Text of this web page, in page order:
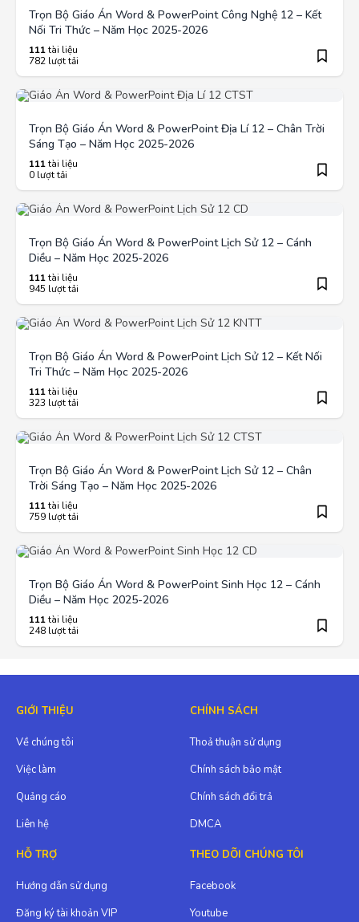
Trọn Bộ Giáo Án Word & PowerPoint Công Nghệ 12 – Kết
Nối Tri Thức – Năm Học 2025-2026
111tài liệu
782 lượt tải
Trọn Bộ Giáo Án Word & PowerPoint Địa Lí 12 – Chân Trời
Sáng Tạo – Năm Học 2025-2026
111tài liệu
0 lượt tải
Trọn Bộ Giáo Án Word & PowerPoint Lịch Sử 12 – Cánh
Diều – Năm Học 2025-2026
111tài liệu
945 lượt tải
Trọn Bộ Giáo Án Word & PowerPoint Lịch Sử 12 – Kết Nối
Tri Thức – Năm Học 2025-2026
111tài liệu
323 lượt tải
Trọn Bộ Giáo Án Word & PowerPoint Lịch Sử 12 – Chân
Trời Sáng Tạo – Năm Học 2025-2026
111tài liệu
759 lượt tải
Trọn Bộ Giáo Án Word & PowerPoint Sinh Học 12 – Cánh
Diều – Năm Học 2025-2026
111tài liệu
248 lượt tải
GIỚI THIỆU
Về chúng tôi
Việc làm
Quảng cáo
Liên hệ
CHÍNH SÁCH
Thoả thuận sử dụng
Chính sách bảo mật
Chính sách đổi trả
DMCA
HỖ TRỢ
Hướng dẫn sử dụng
Đăng ký tài khoản VIP
THEO DÕI CHÚNG TÔI
Facebook
Youtube